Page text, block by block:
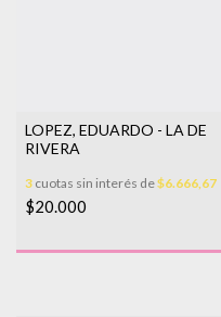
LOPEZ, EDUARDO - LA DE
RIVERA
3 cuotas sin interés de$6.666,67
$20.000